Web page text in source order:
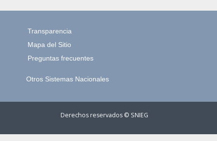
Transparencia
Mapa del Sitio
Preguntas frecuentes
Otros Sistemas Nacionales
Derechos reservados © SNIEG